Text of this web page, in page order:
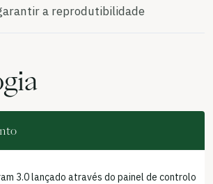
a reprodutibilidade
3.0 lançado através do painel de controlo